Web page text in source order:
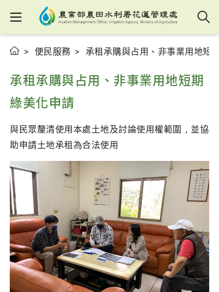
便民服務 承租承購與占用、非事業用地短
承租承購與占用、非事業用地短期
綠美化申請
與民眾釐清使用本處土地及討論使用權範圍，並協
助申請土地承租為合法使用